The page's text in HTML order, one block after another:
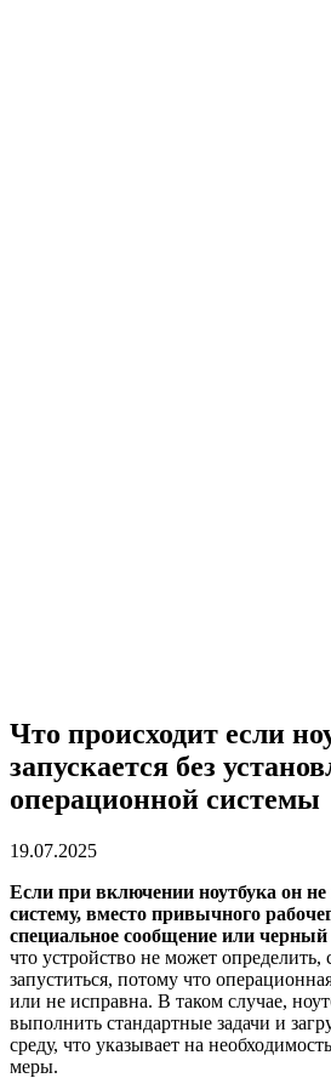
Что происходит если
запускается без
операционной системы
19.07.2025
Если при включении ноутбука он не
систему, вместо привычного
специальное сообщение или черный
что устройство не может определить,
запуститься, потому что
или не исправна. В таком случае,
выполнить стандартные задачи и
среду, что указывает на
меры.